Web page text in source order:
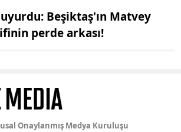
Beşiktaş'ın Matvey
perde arkası!
Onaylanmış Medya Kuruluşu